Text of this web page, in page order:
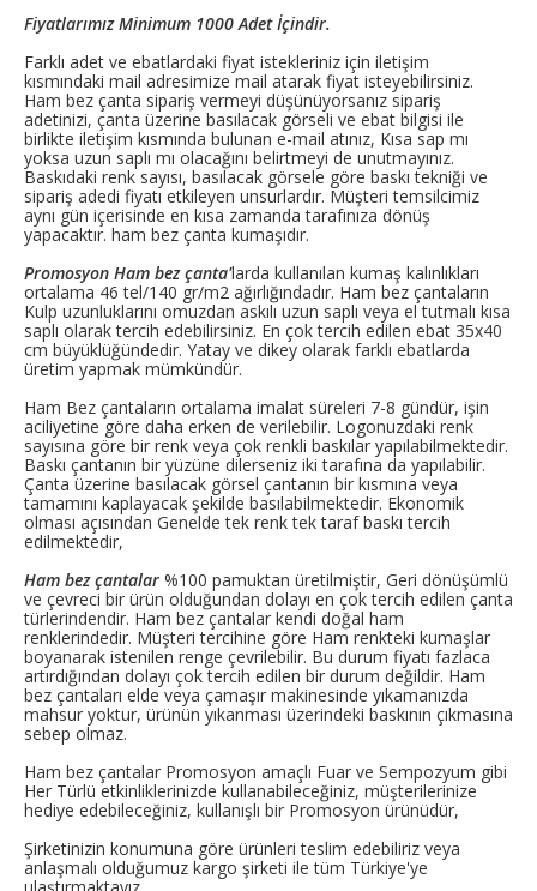
Fiyatlarımız Minimum 1000 Adet İçindir.
Farklı adet ve ebatlardaki fiyat istekleriniz için iletişim
kısmındaki mail adresimize mail atarak fiyat isteyebilirsiniz.
Ham bez çanta sipariş vermeyi düşünüyorsanız sipariş
adetinizi, çanta üzerine basılacak görseli ve ebat bilgisi ile
birlikte iletişim kısmında bulunan e-mail atınız, Kısa sap mı
yoksa uzun saplı mı olacağını belirtmeyi de unutmayınız.
Baskıdaki renk sayısı, basılacak görsele göre baskı tekniği ve
sipariş adedi fiyatı etkileyen unsurlardır. Müşteri temsilcimiz
aynı gün içerisinde en kısa zamanda tarafınıza dönüş
yapacaktır. ham bez çanta kumaşıdır.
Promosyon Ham bez çanta'larda kullanılan kumaş kalınlıkları
ortalama 46 tel/140 gr/m2 ağırlığındadır. Ham bez çantaların
Kulp uzunluklarını omuzdan askılı uzun saplı veya el tutmalı kısa
saplı olarak tercih edebilirsiniz. En çok tercih edilen ebat 35x40
cm büyüklüğündedir. Yatay ve dikey olarak farklı ebatlarda
üretim yapmak mümkündür.
Ham Bez çantaların ortalama imalat süreleri 7-8 gündür, işin
aciliyetine göre daha erken de verilebilir. Logonuzdaki renk
sayısına göre bir renk veya çok renkli baskılar yapılabilmektedir.
Baskı çantanın bir yüzüne dilerseniz iki tarafına da yapılabilir.
Çanta üzerine basılacak görsel çantanın bir kısmına veya
tamamını kaplayacak şekilde basılabilmektedir. Ekonomik
olması açısından Genelde tek renk tek taraf baskı tercih
edilmektedir,
Ham bez çantalar %100 pamuktan üretilmiştir, Geri dönüşümlü
ve çevreci bir ürün olduğundan dolayı en çok tercih edilen çanta
türlerindendir. Ham bez çantalar kendi doğal ham
renklerindedir. Müşteri tercihine göre Ham renkteki kumaşlar
boyanarak istenilen renge çevrilebilir. Bu durum fiyatı fazlaca
artırdığından dolayı çok tercih edilen bir durum değildir. Ham
bez çantaları elde veya çamaşır makinesinde yıkamanızda
mahsur yoktur, ürünün yıkanması üzerindeki baskının çıkmasına
sebep olmaz.
Ham bez çantalar Promosyon amaçlı Fuar ve Sempozyum gibi
Her Türlü etkinliklerinizde kullanabileceğiniz, müşterilerinize
hediye edebileceğiniz, kullanışlı bir Promosyon ürünüdür,
Şirketinizin konumuna göre ürünleri teslim edebiliriz veya
anlaşmalı olduğumuz kargo şirketi ile tüm Türkiye'ye
ulaştırmaktayız.